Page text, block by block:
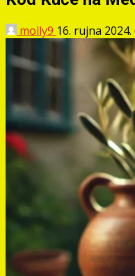
molly9 16. rujna 2024.